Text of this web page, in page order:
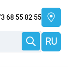
68 55 82 55
RU